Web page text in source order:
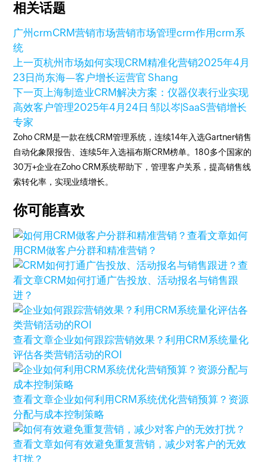
相关话题
广州crmCRM营销市场营销市场管理crm作用crm系
统
上一页杭州市场如何实现CRM精准化营销2025年4月
23日 尚东海—客户增长运营官 Shang
下一页上海制造业CRM解决方案：仪器仪表行业实现
高效客户管理2025年4月24日 邹以岑|SaaS营销增长
专家
Zoho CRM是一款在线CRM管理系统，连续14年入选Gartner销售
自动化象限报告、连续5年入选福布斯CRM榜单。180多个国家的
30万+企业在Zoho CRM系统帮助下，管理客户关系，提高销售线
索转化率，实现业绩增长。
你可能喜欢
查看文章如何
用CRM做客户分群和精准营销？
查
看文章CRM如何打通广告投放、活动报名与销售跟
进？
查看文章企业如何跟踪营销效果？利用CRM系统量化
评估各类营销活动的ROI
查看文章企业如何利用CRM系统优化营销预算？资源
分配与成本控制策略
查看文章‌如何有效避免重复营销，减少对客户的无效
打扰？